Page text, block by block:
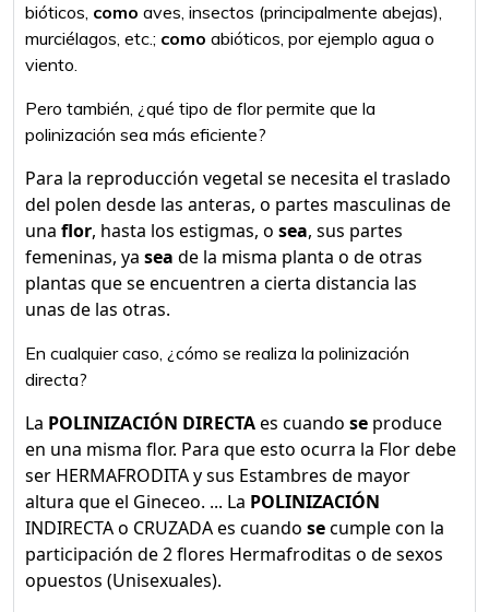
bióticos, como aves, insectos (principalmente abejas),
murciélagos, etc.; como abióticos, por ejemplo agua o
viento.
Pero también, ¿qué tipo de flor permite que la
polinización sea más eficiente?
Para la reproducción vegetal se necesita el traslado
del polen desde las anteras, o partes masculinas de
una flor, hasta los estigmas, o sea, sus partes
femeninas, ya sea de la misma planta o de otras
plantas que se encuentren a cierta distancia las
unas de las otras.
En cualquier caso, ¿cómo se realiza la polinización
directa?
La POLINIZACIÓN DIRECTAes cuando se produce
en una misma flor. Para que esto ocurra la Flor debe
ser HERMAFRODITA y sus Estambres de mayor
altura que el Gineceo. ... La POLINIZACIÓN
INDIRECTA o CRUZADA es cuando secumple con la
participación de 2 flores Hermafroditas o de sexos
opuestos (Unisexuales).